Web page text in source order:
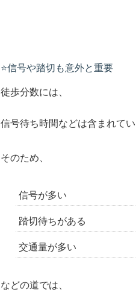
⭐️信号や踏切も意外と重要
徒歩分数には、
信号待ち時間などは含まれてい
そのため、
信号が多い
踏切待ちがある
交通量が多い
などの道では、